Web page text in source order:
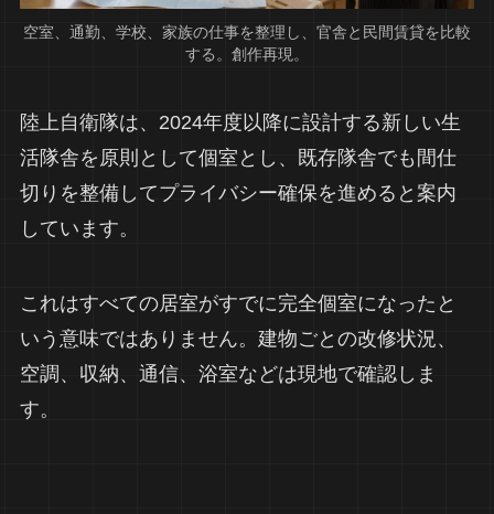
空室、通勤、学校、家族の仕事を整理し、官舎と民間賃貸を比較
する。創作再現。
陸上自衛隊は、2024年度以降に設計する新しい生
活隊舎を原則として個室とし、既存隊舎でも間仕
切りを整備してプライバシー確保を進めると案内
しています。
これはすべての居室がすでに完全個室になったと
いう意味ではありません。建物ごとの改修状況、
空調、収納、通信、浴室などは現地で確認しま
す。